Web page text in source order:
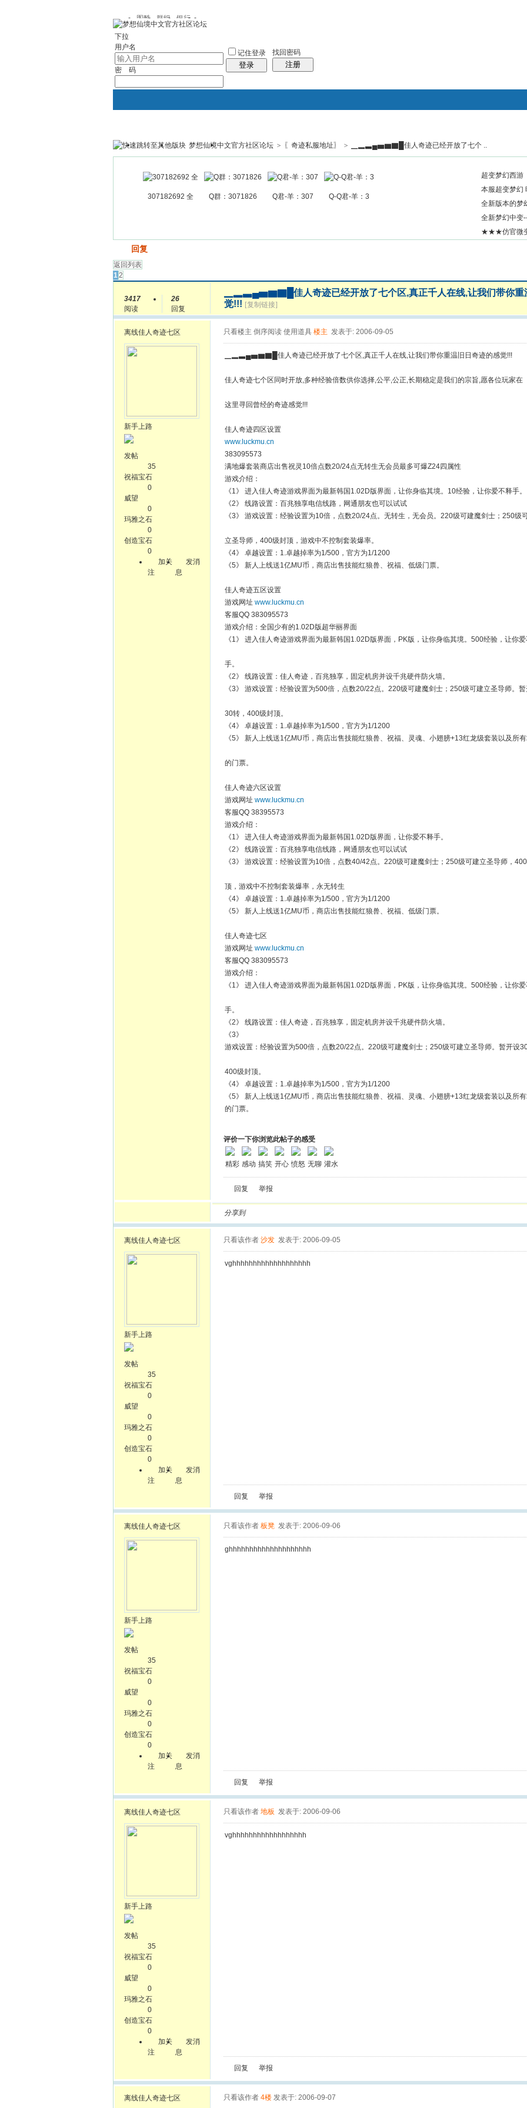
图酷 群组 银行
下拉
用户名
密 码
记住登录
登录
找回密码
注册
银行 群组聚合 我的空间
帖子
搜索
梦想仙境中文官方社区论坛 > 〖奇迹私服地址〗 > ▁▂▃▄▅▆▇█佳人奇迹已经开放了七个 ..
307182692 全 Q群：3071826 Q君-羊：307 Q-Q君-羊：3
超变梦幻西
本服超变梦幻
全新版本的梦
全新梦幻中变
★★★仿官微
回复
返回列表
12
3417
阅读
26
回复
▁▂▃▄▅▆▇█佳人奇迹已经开放了七个区,真正千人在线,让我们带你重
觉!!! [复制链接]
离线佳人奇迹七区
新手上路
发帖
35
祝福宝石
0
威望
0
玛雅之石
0
创造宝石
0
加关
注
发消
息
只看楼主 倒序阅读 使用道具 楼主 发表于: 2006-09-05
▁▂▃▄▅▆▇█佳人奇迹已经开放了七个区,真正千人在线,让我们带你重温旧日奇迹的感觉!!!
佳人奇迹七个区同时开放,多种经验倍数供你选择,公平,公正,长期稳定是我们的宗旨,愿各位玩家在
这里寻回曾经的奇迹感觉!!!
佳人奇迹四区设置
www.luckmu.cn
383095573
满地爆套装商店出售祝灵10倍点数20/24点无转生无会员最多可爆Z24四属性
游戏介绍：
《1》 进入佳人奇迹游戏界面为最新韩国1.02D版界面，让你身临其境。10经验，让你爱不释手。
《2》 线路设置：百兆独享电信线路，网通朋友也可以试试
《3》 游戏设置：经验设置为10倍，点数20/24点。无转生，无会员。220级可建魔剑士；250级
立圣导师，400级封顶，游戏中不控制套装爆率。
《4》 卓越设置：1.卓越掉率为1/500，官方为1/1200
《5》 新人上线送1亿MU币，商店出售技能红狼兽、祝福、低级门票。
佳人奇迹五区设置
游戏网址 www.luckmu.cn
客服QQ 383095573
游戏介绍：全国少有的1.02D版超华丽界面
《1》 进入佳人奇迹游戏界面为最新韩国1.02D版界面，PK版，让你身临其境。500经验，让你
手。
《2》 线路设置：佳人奇迹，百兆独享，固定机房并设千兆硬件防火墙。
《3》 游戏设置：经验设置为500倍，点数20/22点。220级可建魔剑士；250级可建立圣导师。
30转，400级封顶。
《4》 卓越设置：1.卓越掉率为1/500，官方为1/1200
《5》 新人上线送1亿MU币，商店出售技能红狼兽、祝福、灵魂、小翅膀+13红龙级套装以及所
的门票。
佳人奇迹六区设置
游戏网址 www.luckmu.cn
客服QQ 38395573
游戏介绍：
《1》 进入佳人奇迹游戏界面为最新韩国1.02D版界面，让你爱不释手。
《2》 线路设置：百兆独享电信线路，网通朋友也可以试试
《3》 游戏设置：经验设置为10倍，点数40/42点。220级可建魔剑士；250级可建立圣导师，
顶，游戏中不控制套装爆率，永无转生
《4》 卓越设置：1.卓越掉率为1/500，官方为1/1200
《5》 新人上线送1亿MU币，商店出售技能红狼兽、祝福、低级门票。
佳人奇迹七区
游戏网址 www.luckmu.cn
客服QQ 383095573
游戏介绍：
《1》 进入佳人奇迹游戏界面为最新韩国1.02D版界面，PK版，让你身临其境。500经验，让你
手。
《2》 线路设置：佳人奇迹，百兆独享，固定机房并设千兆硬件防火墙。
《3》
游戏设置：经验设置为500倍，点数20/22点。220级可建魔剑士；250级可建立圣导师。暂开设
400级封顶。
《4》 卓越设置：1.卓越掉率为1/500，官方为1/1200
《5》 新人上线送1亿MU币，商店出售技能红狼兽、祝福、灵魂、小翅膀+13红龙级套装以及所
的门票。
评价一下你浏览此帖子的感受
精彩 感动 搞笑 开心 愤怒 无聊 灌水
回复 举报
分享到
离线佳人奇迹七区
新手上路
发帖
35
祝福宝石
0
威望
0
玛雅之石
0
创造宝石
0
加关
注
发消
息
只看该作者 沙发 发表于: 2006-09-05
vghhhhhhhhhhhhhhhhhhh
回复 举报
离线佳人奇迹七区
新手上路
发帖
35
祝福宝石
0
威望
0
玛雅之石
0
创造宝石
0
加关
注
发消
息
只看该作者 板凳 发表于: 2006-09-06
ghhhhhhhhhhhhhhhhhhhh
回复 举报
离线佳人奇迹七区
新手上路
发帖
35
祝福宝石
0
威望
0
玛雅之石
0
创造宝石
0
加关
注
发消
息
只看该作者 地板 发表于: 2006-09-06
vghhhhhhhhhhhhhhhhhh
回复 举报
离线佳人奇迹七区 只看该作者 4楼 发表于: 2006-09-07